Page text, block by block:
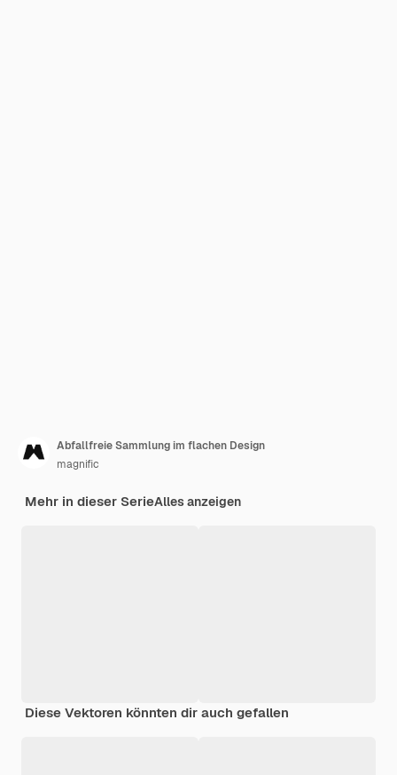
Abfallfreie Sammlung im flachen Design
magnific
Mehr in dieser SerieAlles anzeigen
Diese Vektoren könnten dir auch gefallen